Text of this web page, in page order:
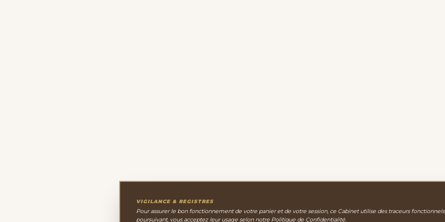
VIGILANCE & REGISTRES
Pour assurer le bon fonctionnement de votre panier et de votre session, ce Cabinet utilise des traceurs
poursuivant, vous acceptez leur usage selon notre Politique de Confidentialité.